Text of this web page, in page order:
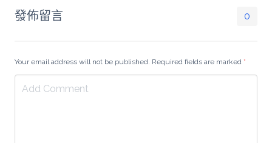
發佈留言 0
Your email address will not be published. Required fields are marked *